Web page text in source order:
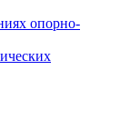
опорно-